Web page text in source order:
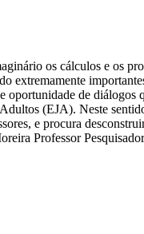
os cálculos e os
extremamente
oportunidade de diálogos
(EJA). Neste
e procura
Professor